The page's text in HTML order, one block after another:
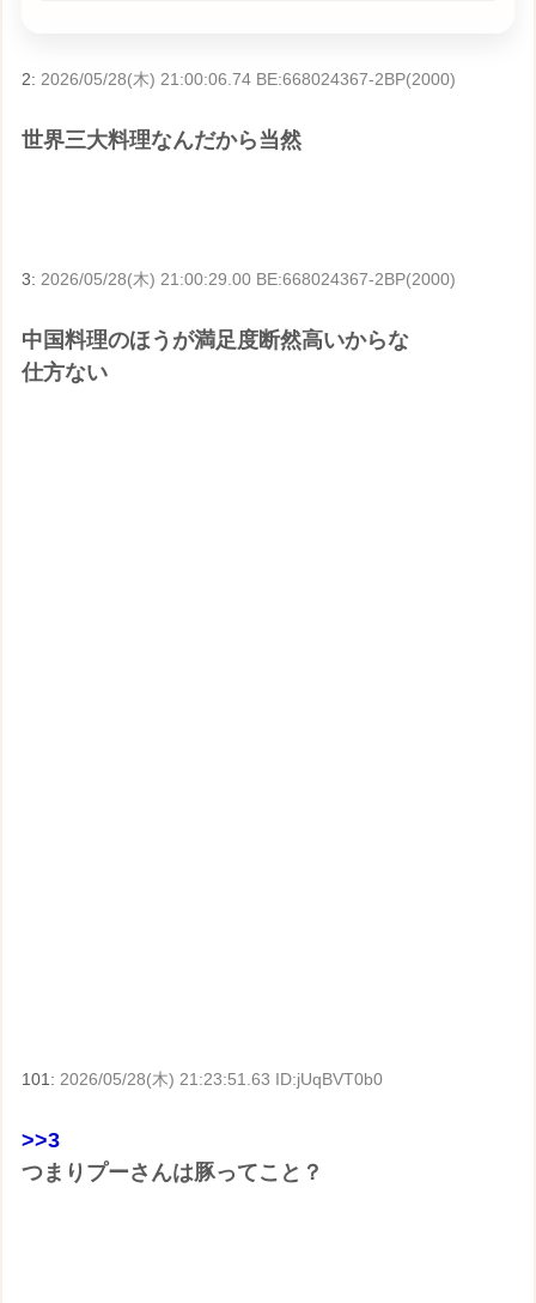
2: 2026/05/28(木) 21:00:06.74 BE:668024367-2BP(2000)
世界三大料理なんだから当然
3: 2026/05/28(木) 21:00:29.00 BE:668024367-2BP(2000)
中国料理のほうが満足度断然高いからな
仕方ない
101: 2026/05/28(木) 21:23:51.63 ID:jUqBVT0b0
>>3
つまりプーさんは豚ってこと？